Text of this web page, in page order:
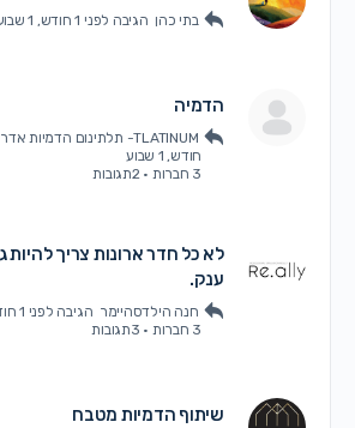
בתי כהן הגיבהלפני 1 חודש, 1 שבוע 6 חברות
הדמיה
TLATINUM- תלתינום הדמיות אדריכליות
· 2תגובות
לא כל חדר ארונות צריך להיות גדול
ענק.
חנה הילדסהיימר הגיבה לפני 1 חודש, 1 שבוע
· 3תגובות
שיתוף הדמיות מטבח